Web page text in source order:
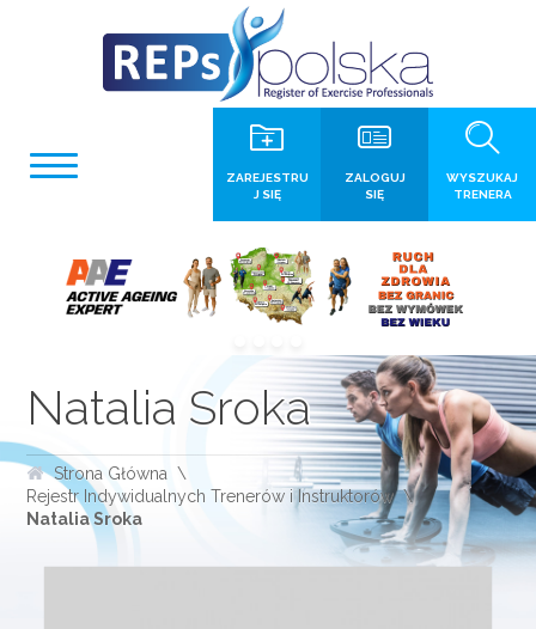
WYSZUKAJ
TRENERA
ZALOGUJ
SIĘ
ZAREJESTRU
J SIĘ
Natalia Sroka
Strona Główna
Rejestr Indywidualnych Trenerów i Instruktorów
Natalia Sroka